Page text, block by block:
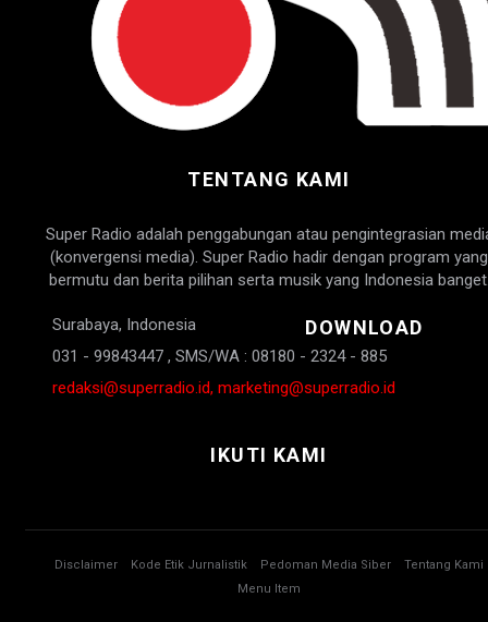
TENTANG KAMI
Super Radio adalah penggabungan atau pengintegrasian
(konvergensi media). Super Radio hadir dengan program yang
bermutu dan berita pilihan serta musik yang Indonesia
Surabaya, Indonesia
031 - 99843447 , SMS/WA : 08180 - 2324 - 885
redaksi@superradio.id, marketing@superradio.id
DOWNLOAD
IKUTI KAMI
Disclaimer Kode Etik Jurnalistik Pedoman Media Siber
Tentang Kami
Menu Item